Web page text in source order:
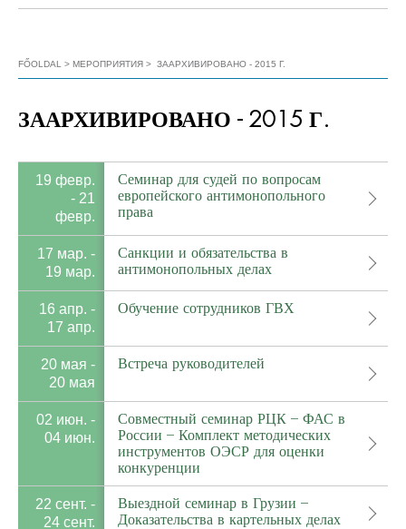
FŐOLDAL МЕРОПРИЯТИЯ ЗААРХИВИРОВАНО - 2015 Г.
ЗААРХИВИРОВАНО - 2015 Г.
19 февр.
- 21
февр.
Семинар для судей по вопросам
европейского антимонопольного
права
17 мар. -
19 мар.
Санкции и обязательства в
антимонопольных делах
16 апр. -
17 апр.
Обучение сотрудников ГВХ
20 мая -
20 мая
Встреча руководителей
02 июн. -
04 июн.
Совместный семинар РЦК – ФАС в
России – Комплект методических
инструментов ОЭСР для оценки
конкуренции
22 сент. -
24 сент.
Выездной семинар в Грузии –
Доказательства в картельных делах